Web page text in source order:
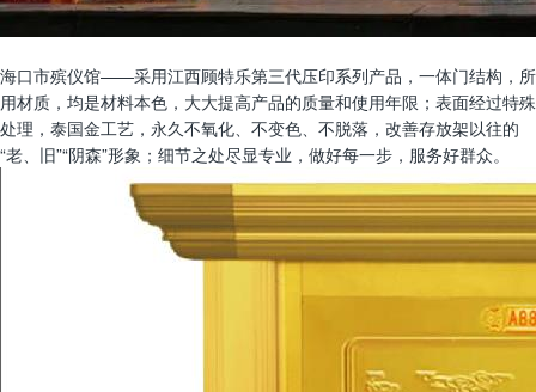
海口市殡仪馆——采用江西顾特乐第三代压印系列产品，一体门结构，所
用材质，均是材料本色，大大提高产品的质量和使用年限；表面经过特殊
处理，泰国金工艺，永久不氧化、不变色、不脱落，改善存放架以往的
“老、旧”“阴森”形象；细节之处尽显专业，做好每一步，服务好群众。